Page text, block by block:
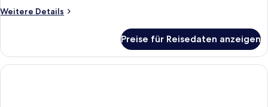
Weitere Details
Weitere
room
Preise für Reisedaten anzeigen